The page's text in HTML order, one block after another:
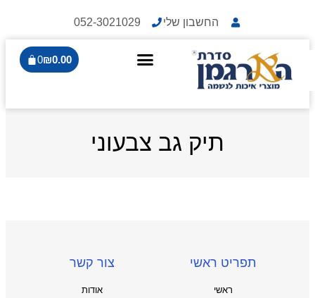
החשבון שלי 052-3021029
₪0.00
0
תיק גב צבעוני
תפריט ראשי
ראשי
צור קשר
אודות